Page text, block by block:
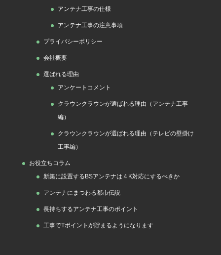
アンテナ工事の仕様
アンテナ工事の注意事項
プライバシーポリシー
会社概要
選ばれる理由
アンケートコメント
クラウンクラウンが選ばれる理由（アンテナ工事
編）
クラウンクラウンが選ばれる理由（テレビの壁掛け
工事編）
お役立ちコラム
新築に設置するBSアンテナは４K対応にするべきか
アンテナにまつわる都市伝説
長持ちするアンテナ工事のポイント
工事でTポイントが貯まるようになります